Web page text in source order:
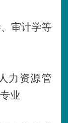
审计学等
力资源管
业